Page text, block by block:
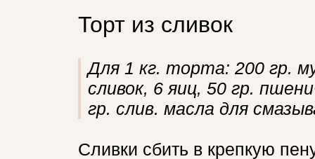
Торт из сливок
Для 1 кг. торта: 200 гр.
сливок, 6 яиц, 50 гр.
гр. слив. масла для
Сливки сбить в крепкую